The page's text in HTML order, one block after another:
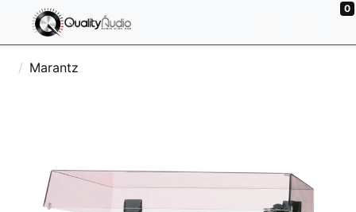
0
Marantz